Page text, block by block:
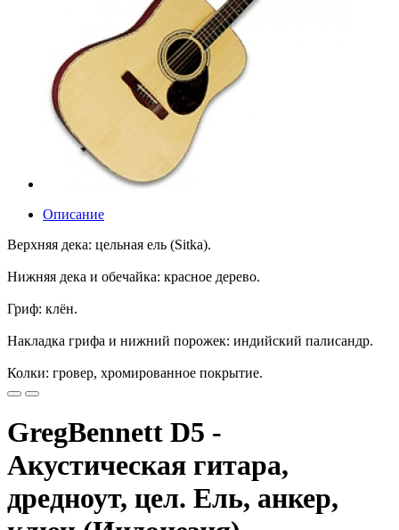
Описание
Верхняя дека: цельная ель (Sitka).
Нижняя дека и обечайка: красное дерево.
Гриф: клён.
Накладка грифа и нижний порожек: индийский палисандр.
Колки: гровер, хромированное покрытие.
GregBennett D5 -
Акустическая гитара,
дредноут, цел. Ель, анкер,